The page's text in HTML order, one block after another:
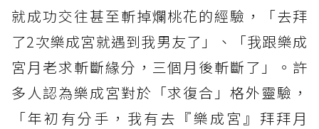
就成功交往甚至斬掉爛桃花的經驗，「去拜
了2次樂成宮就遇到我男友了」、「我跟樂成
宮月老求斬斷緣分，三個月後斬斷了」。許
多人認為樂成宮對於「求復合」格外靈驗，
「年初有分手，我有去『樂成宮』拜拜月